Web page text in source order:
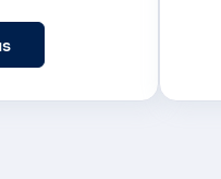
: Comment Scholege a